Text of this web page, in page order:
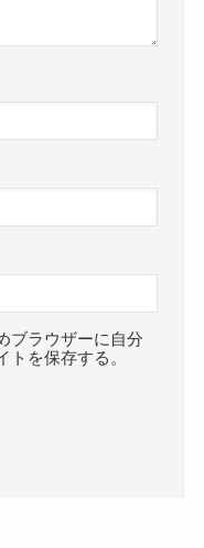
ブラウザーに自分
トを保存する。